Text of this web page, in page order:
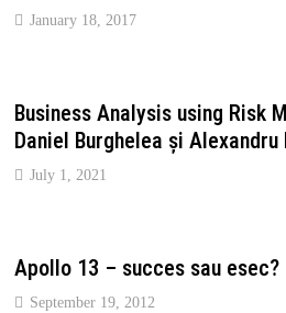
January 18, 2017
Business Analysis using Risk
Daniel Burghelea și Alexandru
July 1, 2021
Apollo 13 – succes sau esec?
September 19, 2012